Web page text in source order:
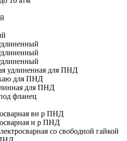
удлиненная для ПНД
для ПНД
для ПНД
фланец
вн р ПНД
н р ПНД
со свободной гайкой